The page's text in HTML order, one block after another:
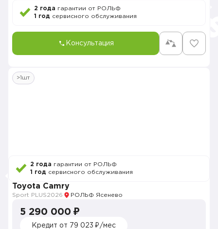
2 года гарантии от РОЛЬФ
1 год сервисного обслуживания
Консультация
>1шт
2 года гарантии от РОЛЬФ
1 год сервисного обслуживания
Toyota Camry
Sport PLUS2026 РОЛЬФ Ясенево
5 290 000 ₽
Кредит от 79 023 ₽/мес